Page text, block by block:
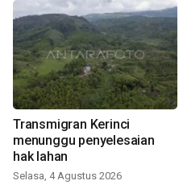
Transmigran Kerinci
menunggu penyelesaian
hak lahan
Selasa, 4 Agustus 2026